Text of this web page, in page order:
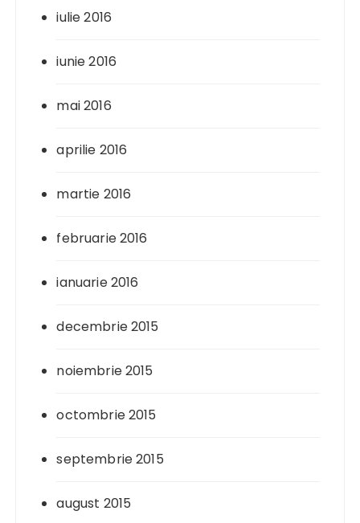
iulie 2016
iunie 2016
mai 2016
aprilie 2016
martie 2016
februarie 2016
ianuarie 2016
decembrie 2015
noiembrie 2015
octombrie 2015
septembrie 2015
august 2015